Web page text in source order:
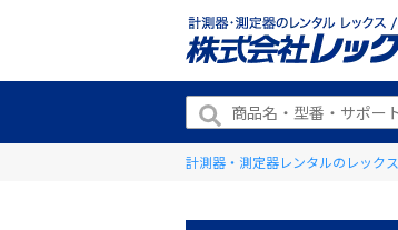
計測器・測定器レンタルのレックス